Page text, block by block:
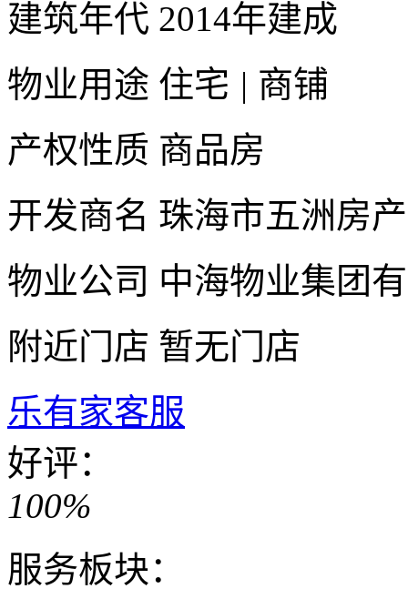
建筑年代 2014年建成
物业用途 住宅 | 商铺
产权性质 商品房
开发商名 珠海市五洲房
物业公司 中海物业集团
附近门店 暂无门店
乐有家客服
好评：
100%
服务板块：